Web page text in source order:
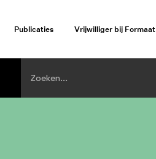
Publicaties Vrijwilliger bij Formaat